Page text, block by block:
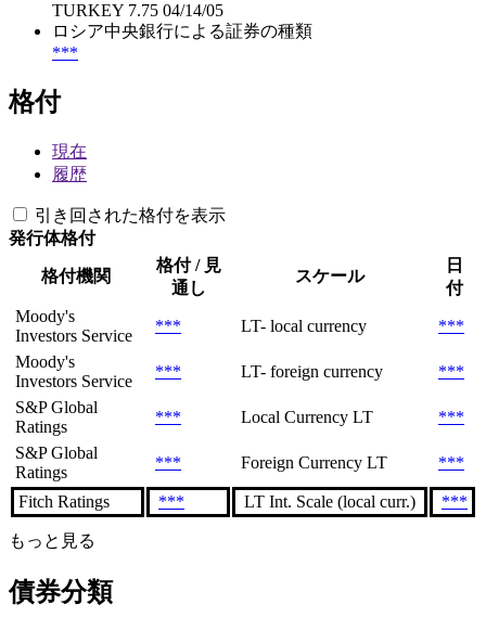
TURKEY 7.75 04/14/05
ロシア中央銀行による証券の種類
***
格付
現在
履歴
引き回された格付を表示
発行体格付
格付機関
格付 / 見
通し
スケール
日
付
Moody's
Investors Service
*** LT- local currency
***
Moody's
Investors Service
*** LT- foreign currency
***
S&P Global
Ratings
*** Local Currency LT
***
S&P Global
Ratings
*** Foreign Currency LT ***
Fitch Ratings *** LT Int. Scale (local curr.) ***
もっと見る
債券分類